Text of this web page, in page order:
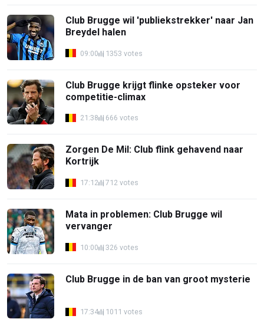
Club Brugge wil 'publiekstrekker' naar Jan
Breydel halen
09:00 1353 votes
Club Brugge krijgt flinke opsteker voor
competitie-climax
21:38 666 votes
Zorgen De Mil: Club flink gehavend naar
Kortrijk
17:12 712 votes
Mata in problemen: Club Brugge wil
vervanger
10:00 326 votes
Club Brugge in de ban van groot mysterie
17:34 1011 votes